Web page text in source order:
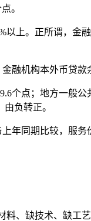
。
上。正所谓，金
机构本外币贷款
点；地方一般公
负转正。
同期比较，服务
缺技术、缺工